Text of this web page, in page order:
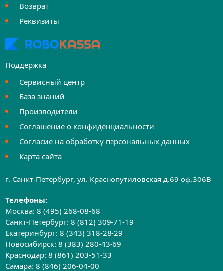
Возврат
Реквизиты
Поддержка
Сервисный центр
База знаний
Производители
Соглашение о конфиденциальности
Согласие на обработку персональных данных
Карта сайта
г. Санкт-Петербург, ул. Краснопутиловская д.69 оф.306B
Телефоны:
Москва:8 (495) 268-08-68
Санкт-Петербург:8 (812) 309-71-19
Екатеринбург:8 (343) 318-28-29
Новосибирск:8 (383) 280-43-69
Краснодар:8 (861) 203-51-33
Самара:8 (846) 206-04-00